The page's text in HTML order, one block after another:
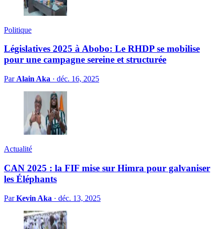
Politique
Législatives 2025 à Abobo: Le RHDP se mobilise
pour une campagne sereine et structurée
Par Alain Aka · déc. 16, 2025
Actualité
CAN 2025 : la FIF mise sur Himra pour galvaniser
les Éléphants
ParKevin Aka · déc. 13, 2025